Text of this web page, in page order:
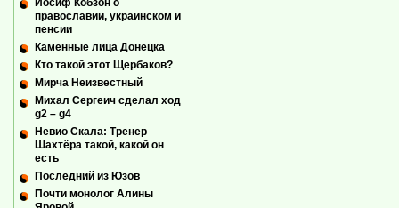
Иосиф Кобзон о
православии, украинском и
пенсии
Каменные лица Донецка
Кто такой этот Щербаков?
Мирча Неизвестный
Михал Сергеич сделал ход
g2 – g4
Невио Скала: Тренер
Шахтёра такой, какой он
есть
Последний из Юзов
Почти монолог Алины